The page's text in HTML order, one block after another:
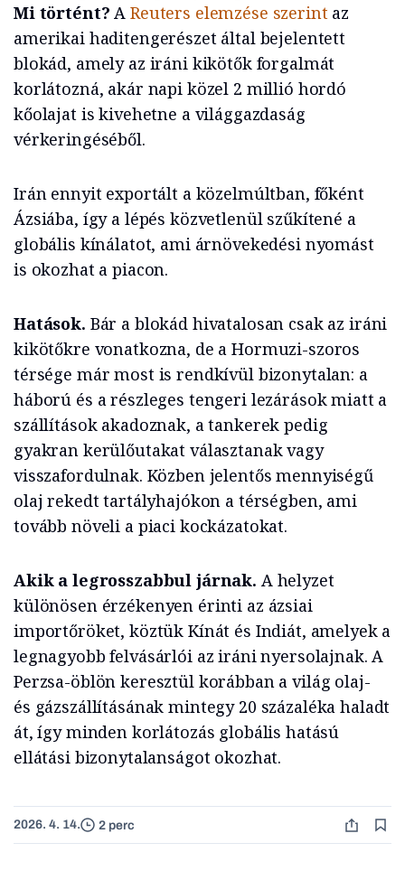
Mi történt?A Reuters elemzése szerintaz
amerikai haditengerészet által bejelentett
blokád, amely az iráni kikötők forgalmát
korlátozná, akár napi közel 2 millió hordó
kőolajat is kivehetne a világgazdaság
vérkeringéséből.
Irán ennyit exportált a közelmúltban, főként
Ázsiába, így a lépés közvetlenül szűkítené a
globális kínálatot, ami árnövekedési nyomást
is okozhat a piacon.
Hatások. Bár a blokád hivatalosan csak az iráni
kikötőkre vonatkozna, de a Hormuzi-szoros
térsége már most is rendkívül bizonytalan: a
háború és a részleges tengeri lezárások miatt a
szállítások akadoznak, a tankerek pedig
gyakran kerülőutakat választanak vagy
visszafordulnak. Közben jelentős mennyiségű
olaj rekedt tartályhajókon a térségben, ami
tovább növeli a piaci kockázatokat.
Akik a legrosszabbul járnak. A helyzet
különösen érzékenyen érinti az ázsiai
importőröket, köztük Kínát és Indiát, amelyek a
legnagyobb felvásárlói az iráni nyersolajnak. A
Perzsa-öblön keresztül korábban a világ olaj-
és gázszállításának mintegy 20 százaléka haladt
át, így minden korlátozás globális hatású
ellátási bizonytalanságot okozhat.
2026. 4. 14. 2 perc